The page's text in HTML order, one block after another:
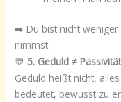
➡️ Du bist nicht
nimmst.
💬 5. Geduld ≠ Passivität
Geduld heißt nicht,
bedeutet, bewusst zu